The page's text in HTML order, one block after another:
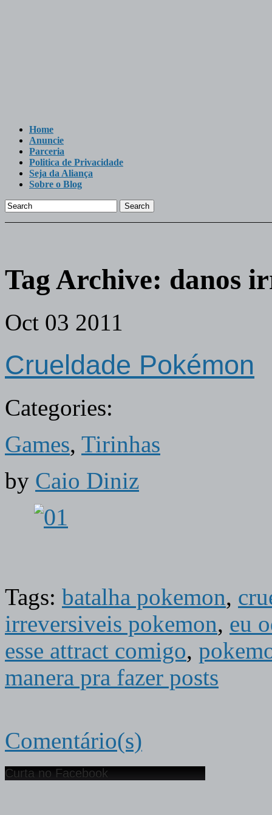
Home
Anuncie
Parceria
Politica de Privacidade
Seja da Aliança
Sobre o Blog
Search
Tag Archive: danos
Oct 03 2011
Crueldade Pokémon
Categories:
Games, Tirinhas
by Caio Diniz
Tags: batalha pokemon,
irreversiveis pokemon, eu
esse attract comigo,
manera pra fazer posts
Comentário(s)
Curta no Facebook